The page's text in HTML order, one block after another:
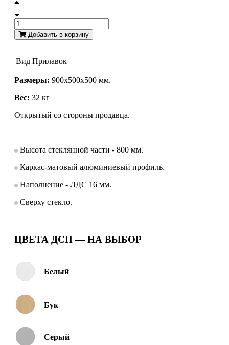
Добавить в корзину
Вид Прилавок
Размеры: 900х500х500 мм.
Вес: 32 кг
Открытый со стороны продавца.
Высота стеклянной части - 800 мм.
Каркас-матовый алюминиевый профиль.
Наполнение - ЛДС 16 мм.
Сверху стекло.
ЦВЕТА ДСП — НА ВЫБОР
Белый
Бук
Серый